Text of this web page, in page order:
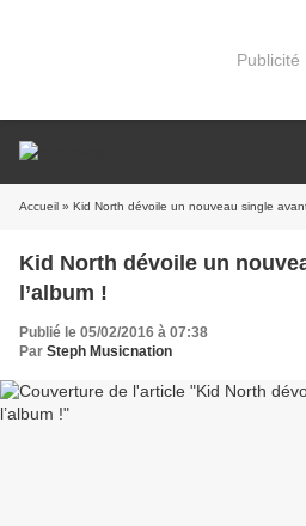
Publicité
Accueil » Kid North dévoile un nouveau single avant
Kid North dévoile un
l’album !
Publié le 05/02/2016 à 07:38
Par Steph Musicnation